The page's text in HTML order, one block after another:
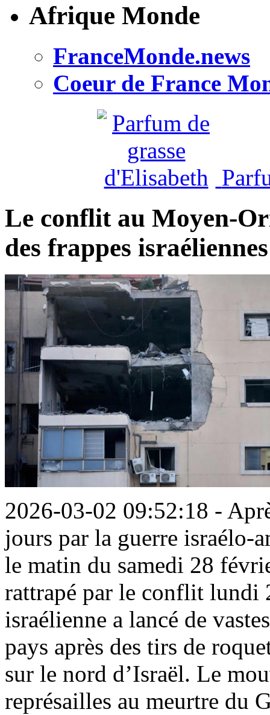
Afrique Monde
FranceMonde.news
Coeur de France
Le conflit au Moyen-
des frappes
2026-03-02 09:52:18 -
jours par la guerre israélo-
le matin du samedi 28
rattrapé par le conflit lundi
israélienne a lancé de
pays après des tirs de
sur le nord d’Israël. Le
représailles au meurtre du